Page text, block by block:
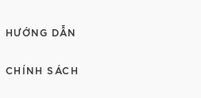
HƯỚNG DẪN
CHÍNH SÁCH